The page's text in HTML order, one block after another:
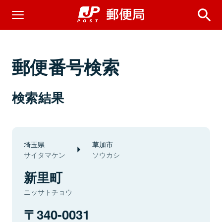
郵便番号検索
検索結果
埼玉県
サイタマケン
草加市
ソウカシ
新里町
ニッサトチョウ
340-0031